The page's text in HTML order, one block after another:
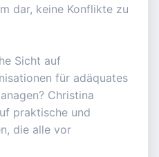
dar, keine Konflikte zu
Sicht auf
für adäquates
Christina
praktische und
die alle vor